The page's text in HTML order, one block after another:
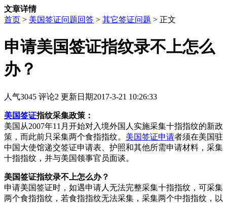
文章详情
首页 > 美国签证问题回答 > 其它签证问题 > 正文
申请美国签证指纹录不上怎么
办？
人气3045 评论2 更新日期2017-3-21 10:26:33
美国签证指纹采集政策：
美国从2007年11月开始对入境外国人实施采集十指指纹的新政
策，而此前只采集两个食指指纹。 美国签证申请者须在美国驻
中国大使馆递交签证申请表、护照和其他所需申请材料，采集
十指指纹，并与美国领事官员面谈。
美国签证指纹录不上怎么办？
申请美国签证时，如遇申请人无法完整采集十指指纹，可采集
两个食指指纹，若食指指纹无法采集，采集两个中指指纹，以